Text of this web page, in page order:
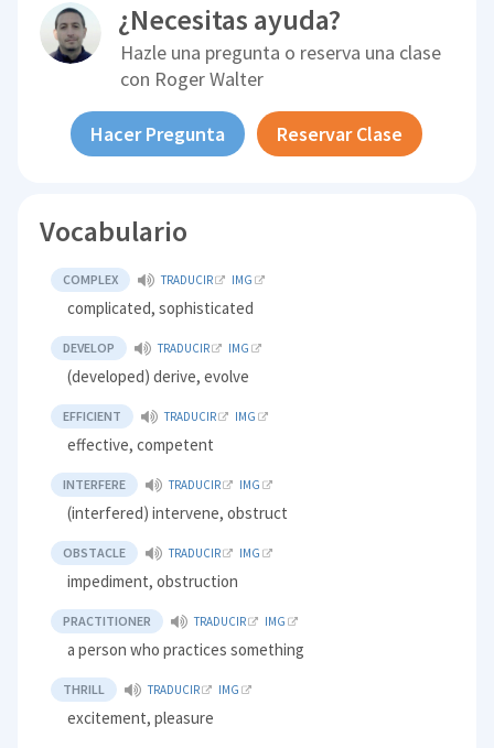
¿Necesitas ayuda?
Hazle una pregunta o reserva una clase
con Roger Walter
Hacer Pregunta Reservar Clase
Vocabulario
COMPLEX TRADUCIR IMG
complicated, sophisticated
DEVELOP TRADUCIR IMG
(developed) derive, evolve
EFFICIENT TRADUCIR IMG
effective, competent
INTERFERE TRADUCIR IMG
(interfered) intervene, obstruct
OBSTACLE TRADUCIR IMG
impediment, obstruction
PRACTITIONER TRADUCIR IMG
a person who practices something
THRILL TRADUCIR IMG
excitement, pleasure